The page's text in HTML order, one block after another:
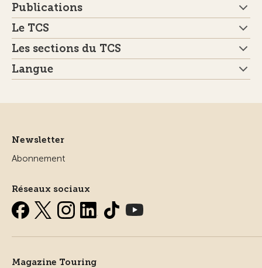
Publications
Le TCS
Les sections du TCS
Langue
Newsletter
Abonnement
Réseaux sociaux
Magazine Touring